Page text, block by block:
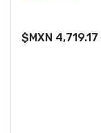
$MXN 4,719.17